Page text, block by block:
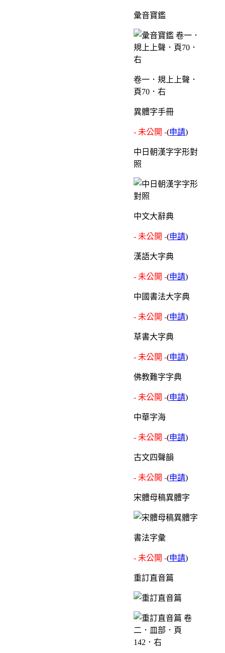
彙音寶鑑
卷一．規上上聲．
頁70．右
異體字手冊
- 未公開 -(申請)
中日朝漢字字形對
照
中文大辭典
- 未公開 -(申請)
漢語大字典
- 未公開 -(申請)
中國書法大字典
- 未公開 -(申請)
草書大字典
- 未公開 -(申請)
佛教難字字典
- 未公開 -(申請)
中華字海
- 未公開 -(申請)
古文四聲韻
- 未公開 -(申請)
宋體母稿異體字
書法字彙
- 未公開 -(申請)
重訂直音篇